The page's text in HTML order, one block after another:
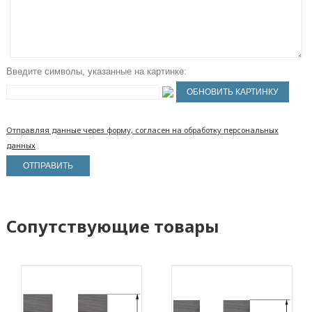
Введите символы, указанные на картинке:
Отправляя данные через форму, согласен на обработку персональных
данных
Сопутствующие товары